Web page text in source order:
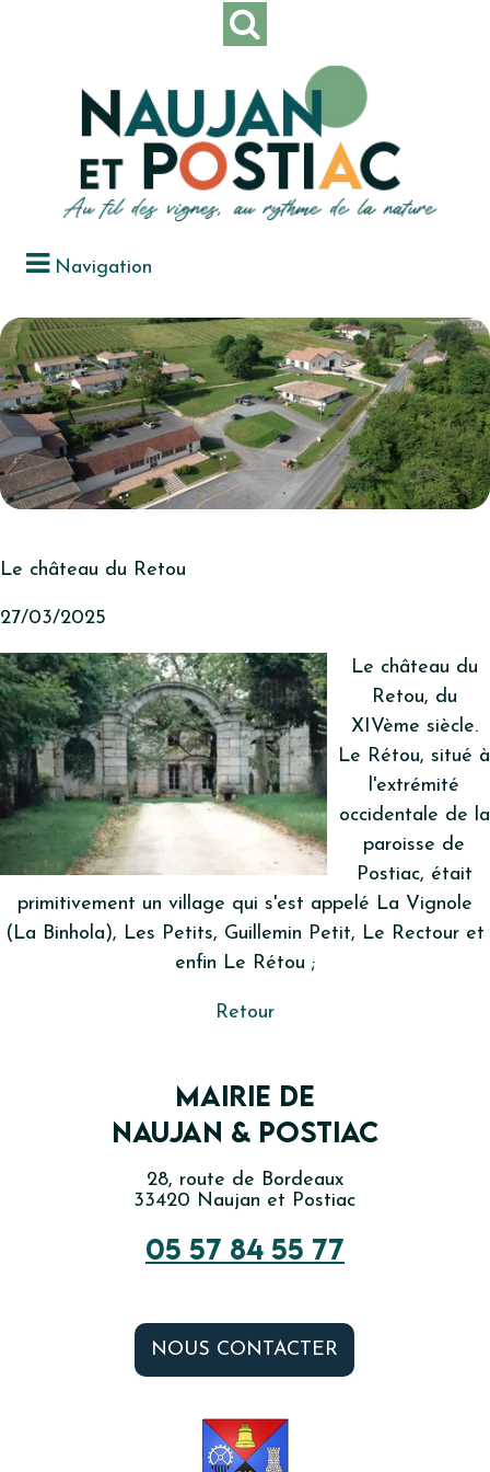
Navigation
Le château du Retou
27/03/2025
Le château du
Retou, du
XIVème siècle.
Le Rétou, situé à
l'extrémité
occidentale de la
paroisse de
Postiac, était
primitivement un village qui s'est appelé La Vignole
(La Binhola), Les Petits, Guillemin Petit, Le Rectour et
enfin Le Rétou ;
Retour
Mairie de
Naujan & Postiac
28, route de Bordeaux
33420 Naujan et Postiac
05 57 84 55 77
NOUS CONTACTER